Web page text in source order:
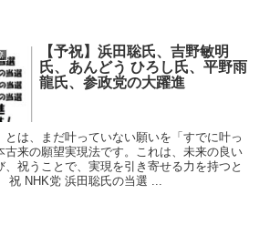
【予祝】浜田聡氏、吉野敏明
氏、あんどう ひろし氏、平野雨
龍氏、参政党の大躍進
とは、まだ叶っていない願いを「すでに叶っ
古来の願望実現法です。これは、未来の良い
、祝うことで、実現を引き寄せる力を持つと
祝 NHK党 浜田聡氏の当選 ...